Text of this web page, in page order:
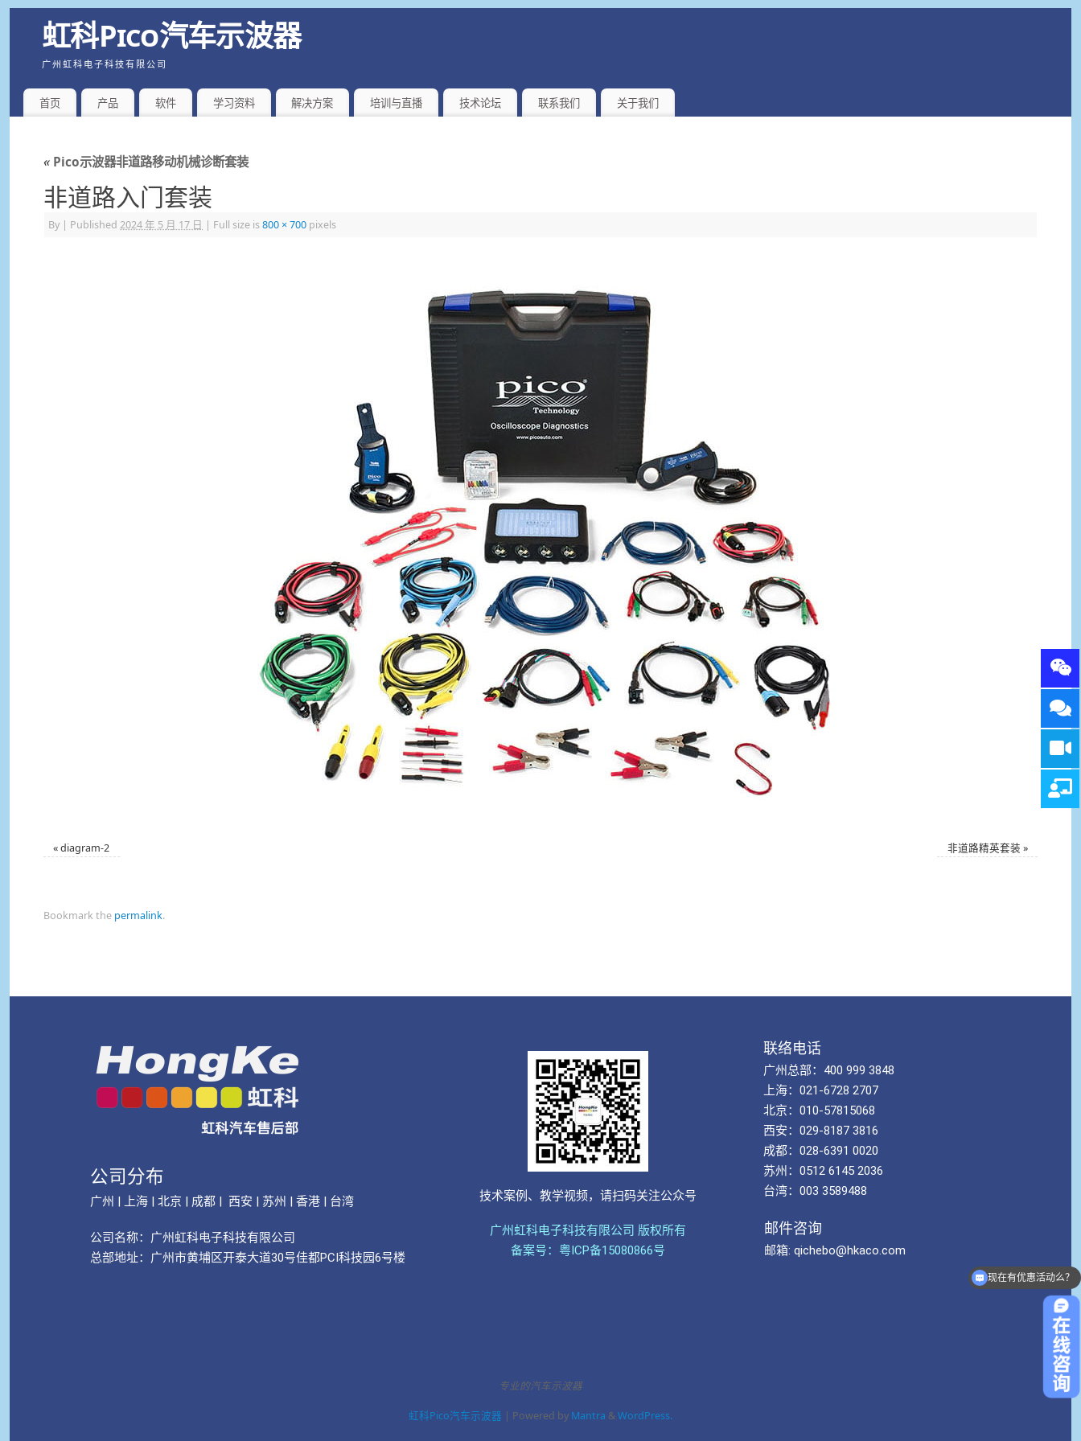
虹科Pico汽车示波器
广州虹科电子科技有限公司
首页 产品 软件 学习资料 解决方案 培训与直播 技术论坛 联系我们 关于我们
« Pico示波器非道路移动机械诊断套装
非道路入门套装
By | Published 2024 年 5 月 17 日 | Full size is800 × 700 pixels
«diagram-2 非道路精英套装 »
Bookmark the permalink.
公司分布
广州 | 上海 | 北京 | 成都 | 西安 | 苏州 | 香港 | 台湾
公司名称： 广州虹科电子科技有限公司
总部地址：广州市黄埔区开泰大道30号佳都PCI科技园6号楼
技术案例、教学视频，请扫码关注公众号
广州虹科电子科技有限公司 版权所有
备案号：粤ICP备15080866号
联络电话
广州总部：400 999 3848
上海：021-6728 2707
北京：010-57815068
西安：029-8187 3816
成都：028-6391 0020
苏州：0512 6145 2036
台湾：003 3589488
邮件咨询
邮箱: qichebo@hkaco.com
专业的汽车示波器
虹科Pico汽车示波器 | Powered by Mantra &WordPress.
现在有优惠活动么？